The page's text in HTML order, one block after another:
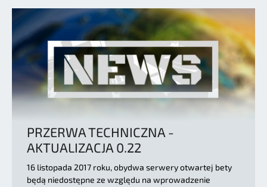
PRZERWA TECHNICZNA -
AKTUALIZACJA 0.22
16 listopada 2017 roku, obydwa serwery otwartej bety
będą niedostępne ze względu na wprowadzenie